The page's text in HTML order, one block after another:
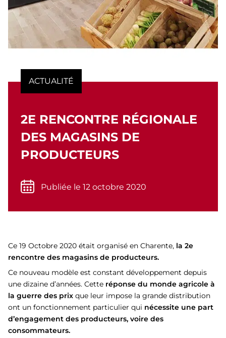
ACTUALITÉ
2E RENCONTRE RÉGIONALE
DES MAGASINS DE
PRODUCTEURS
Publiée le 12 octobre 2020
Ce 19 Octobre 2020 était organisé en Charente, la 2e
rencontre des magasins de producteurs.
Ce nouveau modèle est constant développement depuis
une dizaine d’années. Cette réponse du monde agricole à
la guerre des prix que leur impose la grande distribution
ont un fonctionnement particulier qui nécessite une part
d’engagement des producteurs, voire des
consommateurs.